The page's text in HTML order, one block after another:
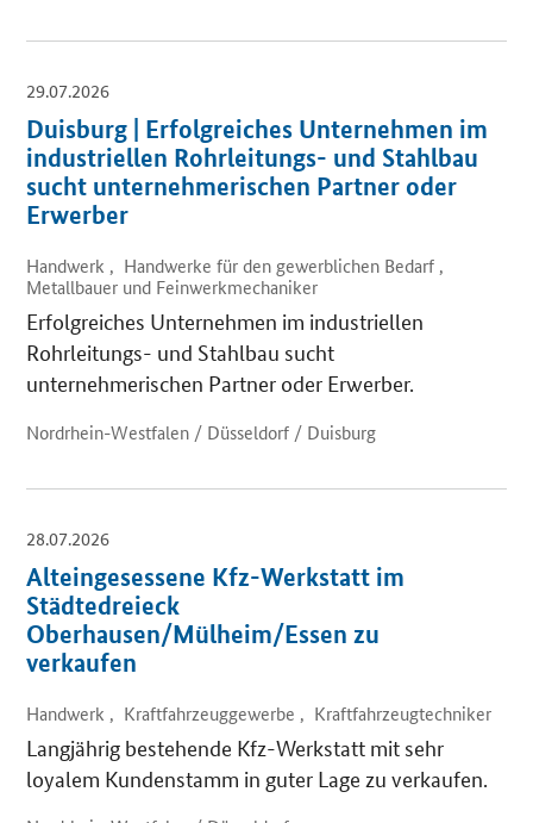
29.07.2026
Duisburg | Erfolgreiches Unternehmen im
industriellen Rohrleitungs- und Stahlbau
sucht unternehmerischen Partner oder
Erwerber
Handwerk , Handwerke für den gewerblichen Bedarf ,
Metallbauer und Feinwerkmechaniker
Erfolgreiches Unternehmen im industriellen
Rohrleitungs- und Stahlbau sucht
unternehmerischen Partner oder Erwerber.
Nordrhein-Westfalen / Düsseldorf / Duisburg
28.07.2026
Alteingesessene Kfz-Werkstatt im
Städtedreieck
Oberhausen/Mülheim/Essen zu
verkaufen
Handwerk , Kraftfahrzeuggewerbe , Kraftfahrzeugtechniker
Langjährig bestehende Kfz-Werkstatt mit sehr
loyalem Kundenstamm in guter Lage zu verkaufen.